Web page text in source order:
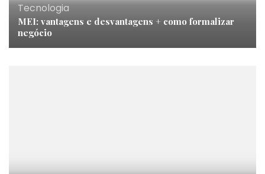
Tecnologia
MEI: vantagens e desvantagens + como formalizar
negócio